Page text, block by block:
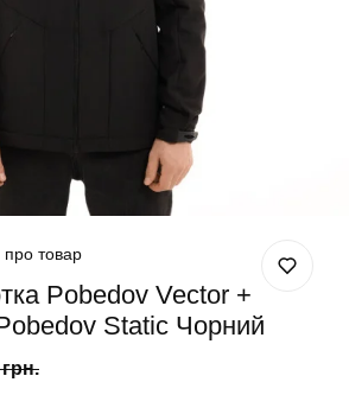
про товар
Pobedov Vector +
Static Чорний